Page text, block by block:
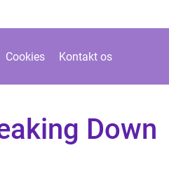
Cookies Kontakt os
Down